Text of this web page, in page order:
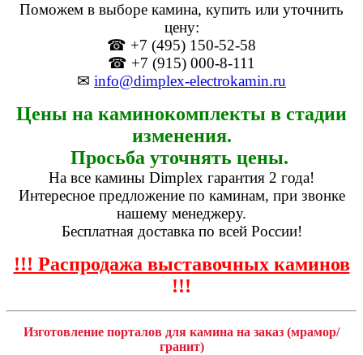
Поможем в выборе камина, купить или уточнить
цену:
☎ +7 (495) 150-52-58
☎ +7 (915) 000-8-111
✉ info@dimplex-electrokamin.ru
Цены на каминокомплекты в стадии
изменения.
Просьба уточнять цены.
На все камины Dimplex гарантия 2 года!
Интересное предложение по каминам, при звонке
нашему менеджеру.
Бесплатная доставка по всей России!
!!! Распродажа выставочных каминов
!!!
Изготовление порталов для камина на заказ (мрамор/
гранит)